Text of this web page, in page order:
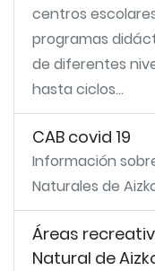
centros
programas
de diferentes
hasta ciclos...
CAB covid 19
Información
Naturales de
Áreas
Natural de